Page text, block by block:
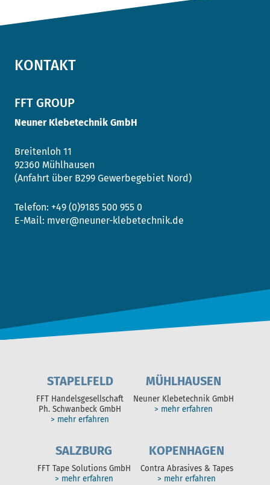
KONTAKT
FFT GROUP
Neuner Klebetechnik GmbH
Breitenloh 11
92360 Mühlhausen
(Anfahrt über B299 Gewerbegebiet Nord)
Telefon: +49 (0)9185 500 955 0
E-Mail: mver@neuner-klebetechnik.de
STAPELFELD
FFT Handelsgesellschaft
Ph. Schwanbeck GmbH
> mehr erfahren
MÜHLHAUSEN
Neuner Klebetechnik GmbH
> mehr erfahren
SALZBURG
FFT Tape Solutions GmbH
> mehr erfahren
KOPENHAGEN
Contra Abrasives & Tapes
> mehr erfahren